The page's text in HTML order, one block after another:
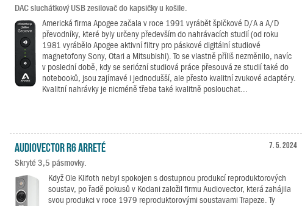
DAC sluchátkový USB zesilovač do kapsičky u košile.
Americká firma Apogee začala v roce 1991 vyrábět špičkové D/A a A/D
převodníky, které byly určeny především do nahrávacích studií (od roku
1981 vyrábělo Apogee aktivní filtry pro páskové digitální studiové
magnetofony Sony, Otari a Mitsubishi). To se vlastně příliš nezměnilo, navíc
v poslední době, kdy se seriózní studiová práce přesouvá ze studií také do
notebooků, jsou zajímavé i jednodušší, ale přesto kvalitní zvukové adaptéry.
Kvalitní nahrávky je nicméně třeba také kvalitně poslouchat...
7. 5. 2024
Audiovector R6 Arreté
Skryté 3,5 pásmovky.
Když Ole Klifoth nebyl spokojen s dostupnou produkcí reproduktorových
soustav, po řadě pokusů v Kodani založil firmu Audiovector, která zahájila
svou produkci v roce 1979 reproduktorovými soustavami Trapeze. Ty